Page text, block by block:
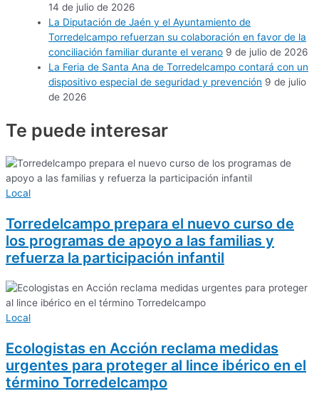
14 de julio de 2026
La Diputación de Jaén y el Ayuntamiento de
Torredelcampo refuerzan su colaboración en favor de la
conciliación familiar durante el verano 9 de julio de 2026
La Feria de Santa Ana de Torredelcampo contará con un
dispositivo especial de seguridad y prevención 9 de julio
de 2026
Te puede interesar
Local
Torredelcampo prepara el nuevo curso de
los programas de apoyo a las familias y
refuerza la participación infantil
Local
Ecologistas en Acción reclama medidas
urgentes para proteger al lince ibérico en el
término Torredelcampo